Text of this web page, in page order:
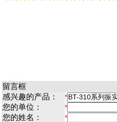
留言框
感兴趣的产品：
*
您的单位： *
您的姓名： *